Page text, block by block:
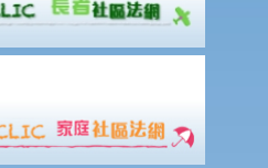
确诊患有痴呆（失智）症之时开始生
的规定，他/她并没有做错甚么。那